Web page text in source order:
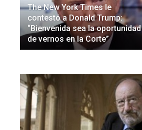
The New York Times le
contestó a Donald Trump:
“Bienvenida sea la oportunidad
de vernos en la Corte”